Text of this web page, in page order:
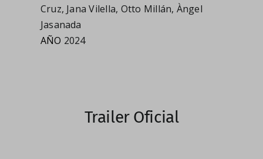
Cruz, Jana Vilella, Otto Millán, Àngel
Jasanada
AÑO 2024
Trailer Oficial